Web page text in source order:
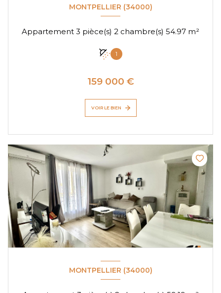
MONTPELLIER (34000)
Appartement 3 pièce(s) 2 chambre(s) 54.97 m²
1
159 000 €
VOIR LE BIEN
MONTPELLIER (34000)